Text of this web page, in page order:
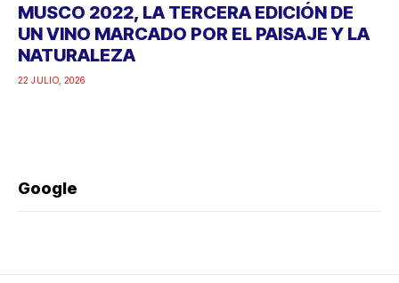
MUSCO 2022, LA TERCERA EDICIÓN DE
UN VINO MARCADO POR EL PAISAJE Y LA
NATURALEZA
22 JULIO, 2026
Google